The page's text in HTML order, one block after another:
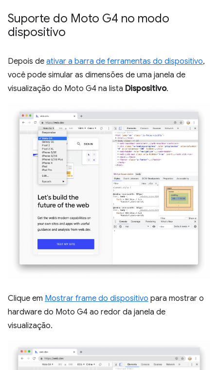
Suporte do Moto G4 no modo
dispositivo
Depois de ativar a barra de ferramentas do dispositivo,
você pode simular as dimensões de uma janela de
visualização do Moto G4 na lista Dispositivo.
Clique em Mostrar frame do dispositivo para mostrar o
hardware do Moto G4 ao redor da janela de
visualização.